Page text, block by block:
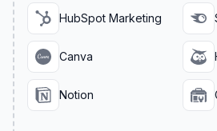
HubSpot Marketing
Canva
Notion